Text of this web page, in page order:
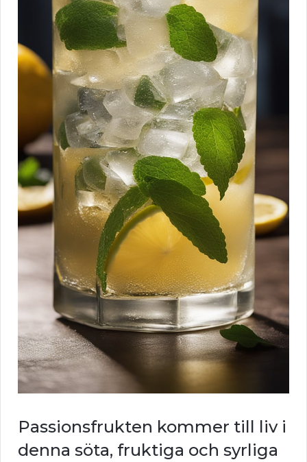
Passionsfrukten kommer till liv i
denna söta, fruktiga och syrliga